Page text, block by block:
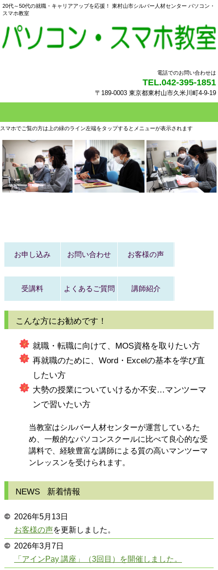
20代～50代の就職・キャリアアップを応援！ 東村山市シルバー人材センター パソコン・
スマホ教室
電話でのお問い合わせは
TEL.042-395-1851
〒189-0003 東京都東村山市久米川町4-9-19
スマホでご覧の方は上の緑のライン左端をタップするとメニューが表示されます
お申し込み お問い合わせ お客様の声
受講料 よくあるご質問 講師紹介
こんな方にお勧めです！
就職・転職に向けて、MOS資格を取りたい方
再就職のために、Word・Excelの基本を学び直
したい方
大勢の授業についていけるか不安…マンツーマ
ンで習いたい方
当教室はシルバー人材センターが運営しているた
め、一般的なパソコンスクールに比べて良心的な受
講料で、経験豊富な講師による質の高いマンツーマ
ンレッスンを受けられます。
NEWS 新着情報
2026年5月13日
お客様の声を更新しました。
2026年3月7日
「アインPay 講座」（3回目）を開催しました。